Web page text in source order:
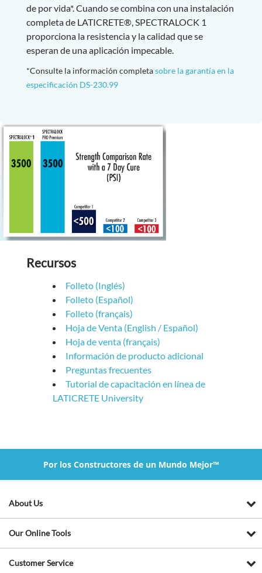
de por vida*. Cuando se combina con una instalación
completa de LATICRETE®, SPECTRALOCK 1
proporciona la resistencia y la calidad que se
esperan de una aplicación impecable.
*Consulte la información completasobre la garantía en la
especificación DS-230.99
Recursos
Folleto (Inglés)
Folleto (Español)
Folleto (français)
Hoja de Venta (English / Español)
Hoja de venta (français)
Información de producto adicional
Preguntas frecuentes
Tutorial de capacitación en línea de
LATICRETE University
Por los Constructores de un Mundo Mejor™
About Us
Our Online Tools
Customer Service